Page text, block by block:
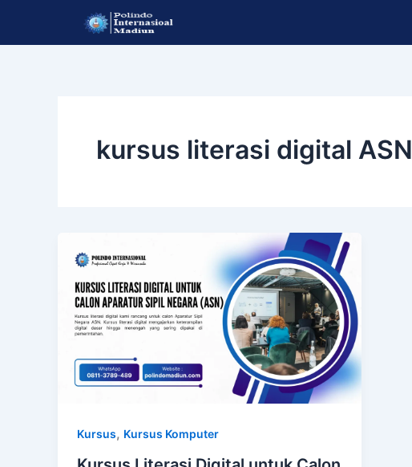
kursus literasi digital ASN
Kursus, Kursus Komputer